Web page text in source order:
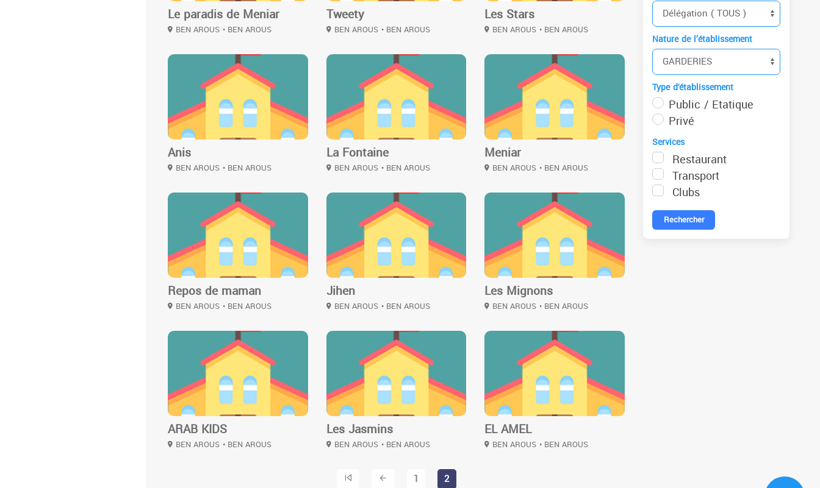
Le paradis de Meniar
BEN AROUS • BEN AROUS
Tweety
BEN AROUS • BEN AROUS
Les Stars
BEN AROUS • BEN AROUS
Anis
BEN AROUS • BEN AROUS
La Fontaine
BEN AROUS • BEN AROUS
Meniar
BEN AROUS • BEN AROUS
Repos de maman
BEN AROUS • BEN AROUS
Jihen
BEN AROUS • BEN AROUS
Les Mignons
BEN AROUS • BEN AROUS
ARAB KIDS
BEN AROUS • BEN AROUS
Les Jasmins
BEN AROUS • BEN AROUS
EL AMEL
BEN AROUS • BEN AROUS
1 2
Nature de l’établissement
Type d'établissement
Public / Etatique
Privé
Services
Restaurant
Transport
Clubs
Rechercher